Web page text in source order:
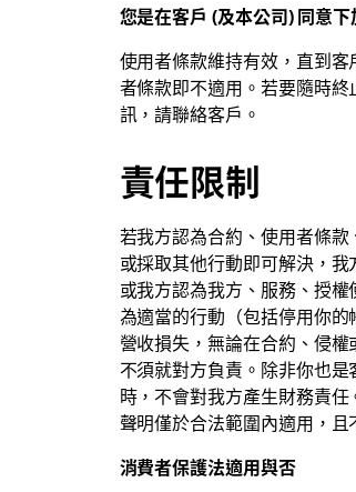
您是在客戶 (及本公司) 同意下
使用者條款維持有效，直到
者條款即不適用。若要隨時
訊，請聯絡客戶。
責任限制
若我方認為合約、使用者條
或採取其他行動即可解決，
或我方認為我方、服務、授
為適當的行動（包括停用你
營收損失，無論在合約、侵
不須就對方負責。除非你也
時，不會對我方產生財務責
聲明僅於合法範圍內適用，
消費者保護法適用與否